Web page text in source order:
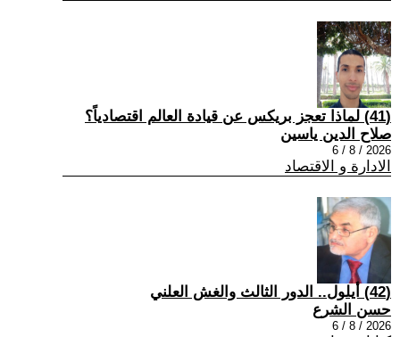
(41) لماذا تعجز بريكس عن قيادة العالم اقتصادياً؟
صلاح الدين ياسين
2026 / 8 / 6
الادارة و الاقتصاد
(42) أيلول.. الدور الثالث والغش العلني
حسن الشرع
2026 / 8 / 6